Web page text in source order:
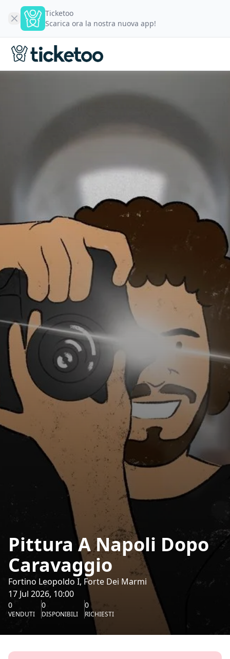
Ticketoo
Scarica ora la nostra nuova app!
Pittura A Napoli Dopo
Caravaggio
Fortino Leopoldo I, Forte Dei Marmi
17 Jul 2026, 10:00
0
VENDUTI
0
DISPONIBILI
0
RICHIESTI